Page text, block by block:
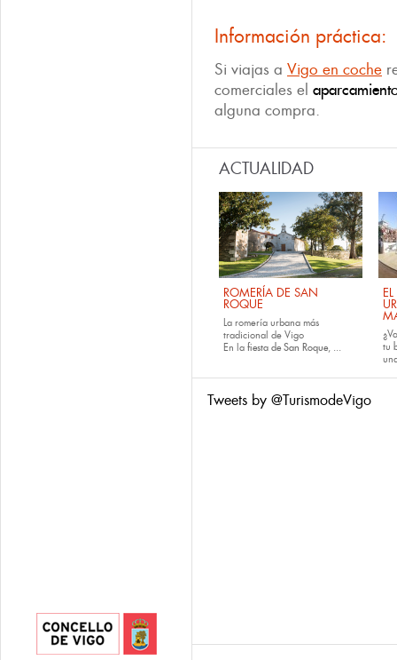
Información práctica:
Si viajas a Vigo en coche
comerciales el
alguna compra.
ACTUALIDAD
ROMERÍA DE SAN
ROQUE
La romería urbana más
tradicional de Vigo
En la fiesta de San Roque, ...
tu
Tweets by @TurismodeVigo